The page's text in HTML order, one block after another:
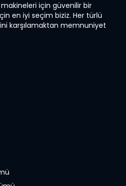
için güvenilir bir
en iyi seçim biziz. Her türlü
karşılamaktan memnuniyet